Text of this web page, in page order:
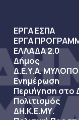
ΕΡΓΑ ΕΣΠΑ
ΕΡΓΑ
ΕΛΛΑΔΑ 2.0
Δήμος
Δ.Ε.Υ.Α.
Ενημέρωση
Περιήγηση στο
Πολιτισμός
ΔΗ.Κ.Ε.ΜΥ.